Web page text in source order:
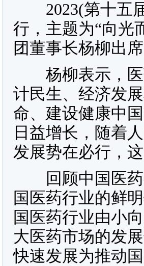
2023(第十五届
行，主题为“向光
团董事长杨柳出
杨柳表示，医
计民生、经济发
命、建设健康中
日益增长，随着
发展势在必行，
回顾中国医药
国医药行业的鲜
国医药行业由小
大医药市场的发
快速发展为推动